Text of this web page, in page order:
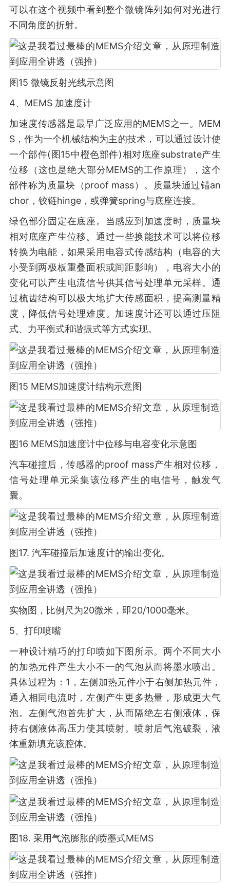
可以在这个视频中看到整个微镜阵列如何对光进行
不同角度的折射。
图15 微镜反射光线示意图
4、MEMS 加速度计
加速度传感器是最早广泛应用的MEMS之一。MEM
S，作为一个机械结构为主的技术，可以通过设计使
一个部件(图15中橙色部件)相对底座substrate产生
位移（这也是绝大部分MEMS的工作原理），这个
部件称为质量块（proof mass）。质量块通过锚an
chor，铰链hinge，或弹簧spring与底座连接。
绿色部分固定在底座。当感应到加速度时，质量块
相对底座产生位移。通过一些换能技术可以将位移
转换为电能，如果采用电容式传感结构（电容的大
小受到两极板重叠面积或间距影响），电容大小的
变化可以产生电流信号供其信号处理单元采样。通
过梳齿结构可以极大地扩大传感面积，提高测量精
度，降低信号处理难度。加速度计还可以通过压阻
式、力平衡式和谐振式等方式实现。
图15 MEMS加速度计结构示意图
图16 MEMS加速度计中位移与电容变化示意图
汽车碰撞后，传感器的proof mass产生相对位移，
信号处理单元采集该位移产生的电信号，触发气
囊。
图17. 汽车碰撞后加速度计的输出变化。
实物图，比例尺为20微米，即20/1000毫米。
5、打印喷嘴
一种设计精巧的打印喷如下图所示。两个不同大小
的加热元件产生大小不一的气泡从而将墨水喷出。
具体过程为：1，左侧加热元件小于右侧加热元件，
通入相同电流时，左侧产生更多热量，形成更大气
泡。左侧气泡首先扩大，从而隔绝左右侧液体，保
持右侧液体高压力使其喷射。喷射后气泡破裂，液
体重新填充该腔体。
图18. 采用气泡膨胀的喷墨式MEMS